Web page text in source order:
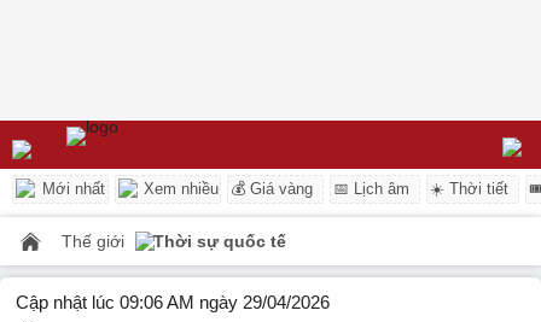
Mới nhất Xem nhiều 💰 Giá vàng 📅 Lịch âm ☀️ Thời tiết
Thế giới Thời sự quốc tế
Cập nhật lúc 09:06 AM ngày 29/04/2026